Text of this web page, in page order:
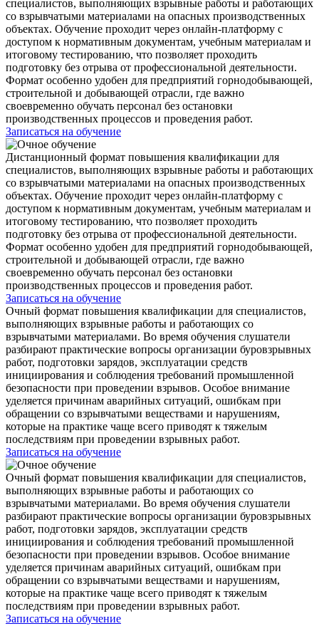
специалистов, выполняющих взрывные работы и работающих
со взрывчатыми материалами на опасных производственных
объектах. Обучение проходит через онлайн-платформу с
доступом к нормативным документам, учебным материалам и
итоговому тестированию, что позволяет проходить
подготовку без отрыва от профессиональной деятельности.
Формат особенно удобен для предприятий горнодобывающей,
строительной и добывающей отрасли, где важно
своевременно обучать персонал без остановки
производственных процессов и проведения работ.
Записаться на обучение
Дистанционный формат повышения квалификации для
специалистов, выполняющих взрывные работы и работающих
со взрывчатыми материалами на опасных производственных
объектах. Обучение проходит через онлайн-платформу с
доступом к нормативным документам, учебным материалам и
итоговому тестированию, что позволяет проходить
подготовку без отрыва от профессиональной деятельности.
Формат особенно удобен для предприятий горнодобывающей,
строительной и добывающей отрасли, где важно
своевременно обучать персонал без остановки
производственных процессов и проведения работ.
Записаться на обучение
Очный формат повышения квалификации для специалистов,
выполняющих взрывные работы и работающих со
взрывчатыми материалами. Во время обучения слушатели
разбирают практические вопросы организации буровзрывных
работ, подготовки зарядов, эксплуатации средств
инициирования и соблюдения требований промышленной
безопасности при проведении взрывов. Особое внимание
уделяется причинам аварийных ситуаций, ошибкам при
обращении со взрывчатыми веществами и нарушениям,
которые на практике чаще всего приводят к тяжелым
последствиям при проведении взрывных работ.
Записаться на обучение
Очный формат повышения квалификации для специалистов,
выполняющих взрывные работы и работающих со
взрывчатыми материалами. Во время обучения слушатели
разбирают практические вопросы организации буровзрывных
работ, подготовки зарядов, эксплуатации средств
инициирования и соблюдения требований промышленной
безопасности при проведении взрывов. Особое внимание
уделяется причинам аварийных ситуаций, ошибкам при
обращении со взрывчатыми веществами и нарушениям,
которые на практике чаще всего приводят к тяжелым
последствиям при проведении взрывных работ.
Записаться на обучение